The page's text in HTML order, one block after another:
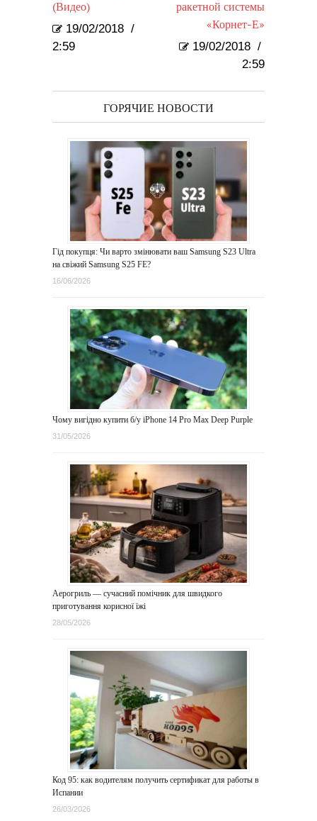
(Видео)
19/02/2018 /
2:59
ракетной системы
«Корнет-Е»
19/02/2018 /
2:59
ГОРЯЧИЕ НОВОСТИ
Гід покупця: Чи варто змінювати ваш Samsung S23 Ultra
на свіжий Samsung S25 FE?
16/06/2026
Чому вигідно купити б/у iPhone 14 Pro Max Deep Purple
31/05/2026
Аерогриль — сучасний помічник для швидкого
приготування корисної їжі
28/05/2026
Код 95: как водителям получить сертификат для работы в
Испании
26/03/2026